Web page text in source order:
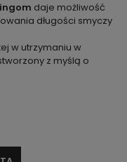
daje możliwość
długości smyczy
w utrzymaniu w
z myślą o